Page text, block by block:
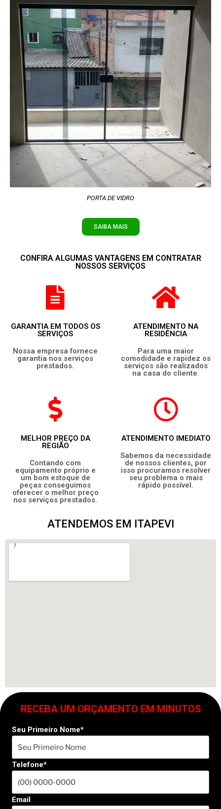
PORTA DE VIDRO
SAIBA MAIS
CONFIRA ALGUMAS VANTAGENS EM CONTRATAR
NOSSOS SERVIÇOS
GARANTIA EM TODOS OS
SERVIÇOS
Nossa empresa fornece
garantia nos serviços
prestados.
ATENDIMENTO NA
RESIDÊNCIA
Para uma maior
comodidade e rapidez os
serviços são realizados
na casa do cliente.
MELHOR PREÇO DA
REGIÃO
Contando com
equipamento próprio e
um bom estoque de
peças conseguimos
oferecer o melhor preço
nos serviços prestados.
ATENDIMENTO IMEDIATO
Sabemos da necessidade
de nossos clientes, por
isso procuramos resolver
seu problema o mais
rápido possível.
ATENDEMOS EM ITAPEVI
RECEBA UM ORÇAMENTO EM MINUTOS
Seu Primeiro Nome*
Telefone*
Email